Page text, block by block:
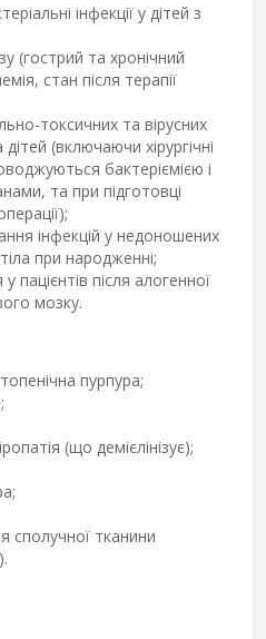
інфекції у дітей з
(гострий та хронічний
стан після терапії
токсичних та вірусних
(включаючи хірургічні
бактеріємією і
та при підготовці
інфекцій у недоношених
при народженні;
пацієнтів після алогенної
мозку.
пурпура;
(що демієлінізує);
сполучної тканини